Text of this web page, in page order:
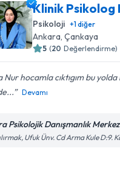
Klinik Psikolog
Psikoloji +1diğer
Ankara, Çankaya
5 (20 Değerlendirme)
Nur hocamla cıktıgım bu yolda
Devamı
Psikolojik Danışmanlık Merkez
Ufuk Ünv. Cd Arma Kule D:9.